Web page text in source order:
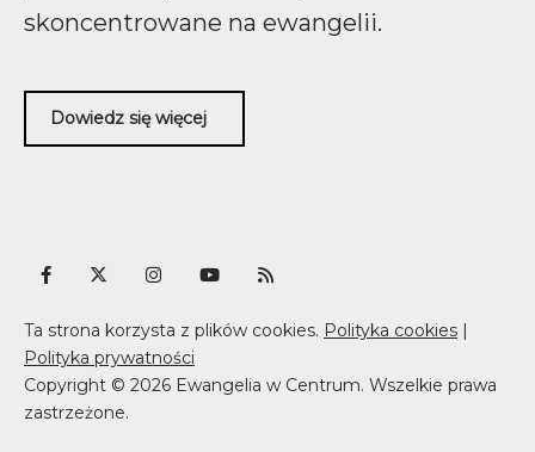
skoncentrowane na ewangelii.
Dowiedz się więcej
Ta strona korzysta z plików cookies. Polityka cookies |
Polityka prywatności
Copyright © 2026 Ewangelia w Centrum. Wszelkie prawa
zastrzeżone.